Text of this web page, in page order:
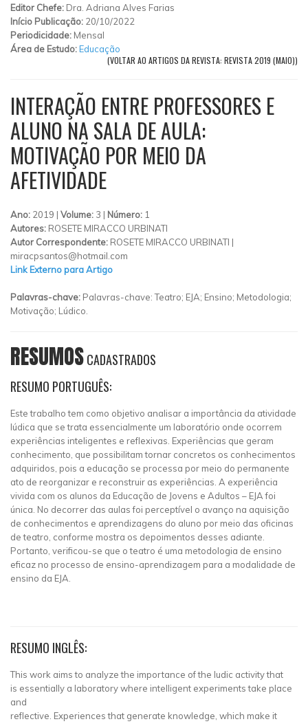
Editor Chefe: Dra. Adriana Alves Farias
Início Publicação: 20/10/2022
Periodicidade: Mensal
Área de Estudo:Educação
(VOLTAR AO ARTIGOS DA REVISTA: REVISTA 2019 (MAIO))
INTERAÇÃO ENTRE PROFESSORES E
ALUNO NA SALA DE AULA:
MOTIVAÇÃO POR MEIO DA
AFETIVIDADE
Ano: 2019 | Volume: 3 | Número: 1
Autores: ROSETE MIRACCO URBINATI
Autor Correspondente: ROSETE MIRACCO URBINATI |
miracpsantos@hotmail.com
Link Externo para Artigo
Palavras-chave: Palavras-chave: Teatro; EJA; Ensino; Metodologia;
Motivação; Lúdico.
RESUMOSCADASTRADOS
RESUMO PORTUGUÊS:
Este trabalho tem como objetivo analisar a importância da atividade
lúdica que se trata essencialmente um laboratório onde ocorrem
experiências inteligentes e reflexivas. Experiências que geram
conhecimento, que possibilitam tornar concretos os conhecimentos
adquiridos, pois a educação se processa por meio do permanente
ato de reorganizar e reconstruir as experiências. A experiência
vivida com os alunos da Educação de Jovens e Adultos – EJA foi
única. No decorrer das aulas foi perceptível o avanço na aquisição
de conhecimentos e aprendizagens do aluno por meio das oficinas
de teatro, conforme mostra os depoimentos desses adiante.
Portanto, verificou-se que o teatro é uma metodologia de ensino
eficaz no processo de ensino-aprendizagem para a modalidade de
ensino da EJA.
RESUMO INGLÊS:
This work aims to analyze the importance of the ludic activity that
is essentially a laboratory where intelligent experiments take place
and
reflective. Experiences that generate knowledge, which make it